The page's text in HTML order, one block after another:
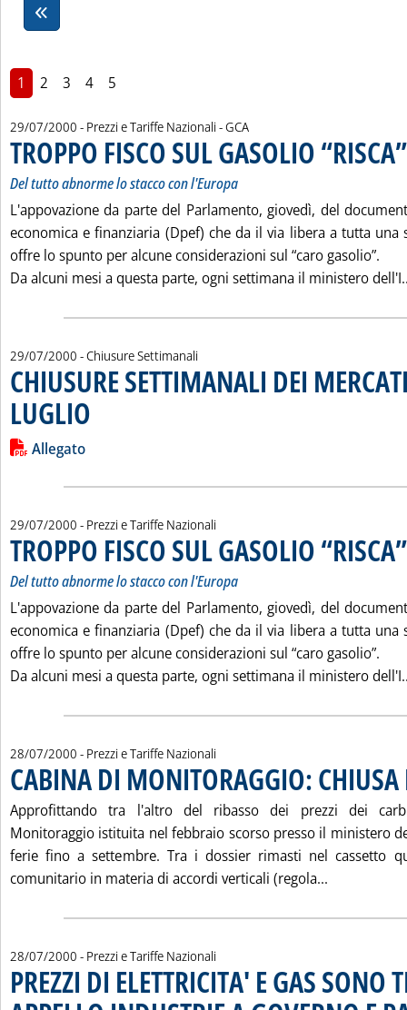
1 2 3 4 5
29/07/2000 - Prezzi e Tariffe Nazionali -di:
GCA
TROPPO FISCO SUL GASOLIO “RISCA”
Del tutto abnorme lo stacco con l'Europa
L'appovazione da parte del Parlamento, giovedì, del
economica e finanziaria (Dpef) che da il via libera a tutta una
offre lo spunto per alcune considerazioni sul “caro gasolio”.
Da alcuni mesi a questa parte, ogni settimana il ministero
29/07/2000 - Chiusure Settimanali
CHIUSURE SETTIMANALI DEI
LUGLIO
Leggi tutta la notizia: 'CHIUSURE SETTIMANALI DEI MERCATI
Lista allegati PDF alla notizia
Allegato
29/07/2000 - Prezzi e Tariffe Nazionali
TROPPO FISCO SUL GASOLIO “RISCA”
Del tutto abnorme lo stacco con l'Europa
L'appovazione da parte del Parlamento, giovedì, del
economica e finanziaria (Dpef) che da il via libera a tutta una
offre lo spunto per alcune considerazioni sul “caro gasolio”.
Da alcuni mesi a questa parte, ogni settimana il ministero
28/07/2000 - Prezzi e Tariffe Nazionali
CABINA DI MONITORAGGIO: CHIUSA
Approfittando tra l'altro del ribasso dei prezzi dei
Monitoraggio istituita nel febbraio scorso presso il ministero
ferie fino a settembre. Tra i dossier rimasti nel cassetto
comunitario in materia di accordi verticali (regola...
28/07/2000 - Prezzi e Tariffe Nazionali
PREZZI DI ELETTRICITA' E GAS SONO